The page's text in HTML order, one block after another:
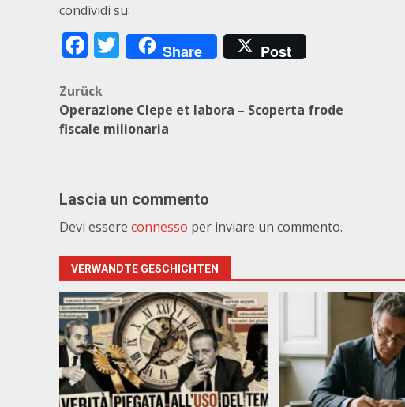
condividi su:
Facebook
Twitter
Share Post
Beitragsnavigation
Zurück
Operazione Clepe et labora – Scoperta frode
fiscale milionaria
Lascia un commento
Devi essere connesso per inviare un commento.
VERWANDTE GESCHICHTEN